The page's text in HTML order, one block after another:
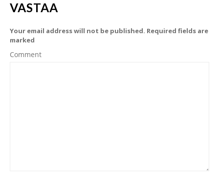
VASTAA
Your email address will not be published. Required fields are
marked
Comment